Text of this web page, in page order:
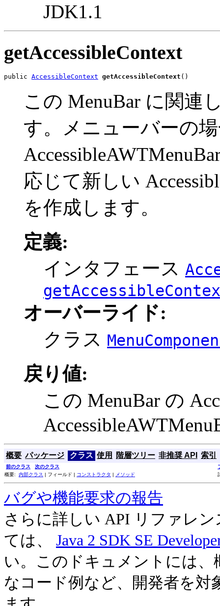
JDK1.1
getAccessibleContext
public AccessibleContext getAccessibleContext ()
この MenuBar に関連
す。メニューバーの場
応じて新しい
を作成します。
定義:
インタフェース
オーバーライド:
クラス
戻り値:
この MenuBar の
概要 パッケージ クラス 使用 階層ツリー 非推奨 API 索引
前のクラス 次のクラス
概要: 内部クラス | フィールド | コンストラクタ メソッド
バグや機能要求の報告
さらに詳しい API リファレ
ては、 Java 2 SDK SE
い。このドキュメントには、
なコード例など、開発者を